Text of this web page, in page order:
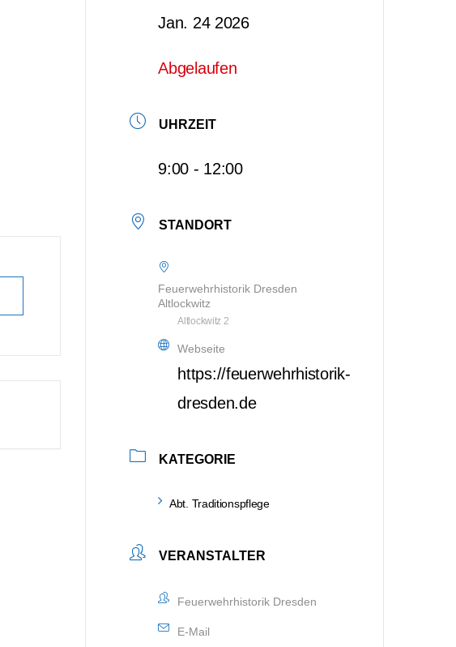
Jan. 24 2026
Abgelaufen
UHRZEIT
9:00 - 12:00
STANDORT
Feuerwehrhistorik Dresden
Altlockwitz
Altlockwitz 2
Webseite
https://feuerwehrhistorik-
dresden.de
KATEGORIE
Abt. Traditionspflege
VERANSTALTER
Feuerwehrhistorik Dresden
E-Mail